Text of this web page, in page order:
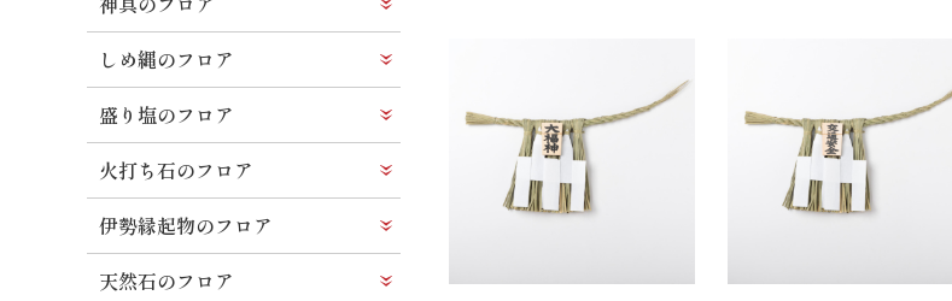
しめ縄のフロア
盛り塩のフロア
火打ち石のフロア
伊勢縁起物のフロア
天然石のフロア